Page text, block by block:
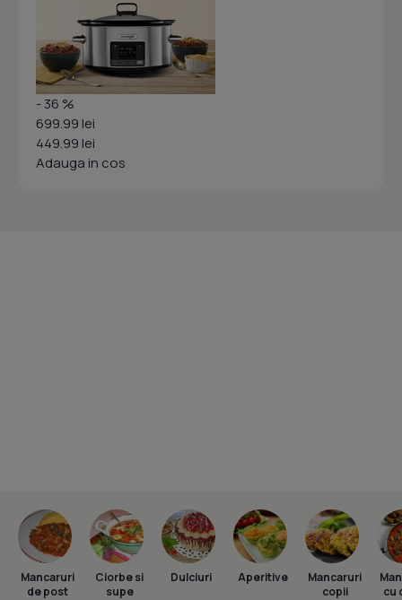
- 36 %
699.99 lei
449.99 lei
Adauga in cos
Mancaruri
de post
Ciorbe si
supe
Dulciuri Aperitive
Mancaruri
copii
cu